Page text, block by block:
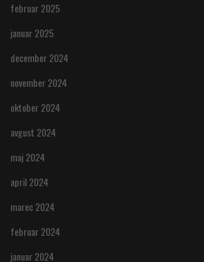
februar 2025
januar 2025
december 2024
november 2024
oktober 2024
avgust 2024
maj 2024
april 2024
marec 2024
februar 2024
januar 2024